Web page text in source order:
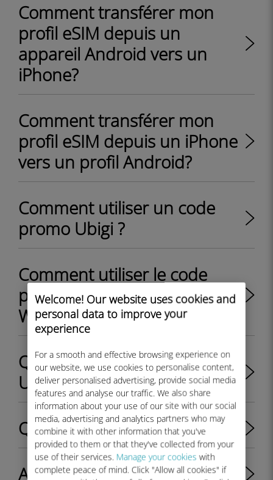
Welcome! Our website uses cookies and
personal data to improve your
experience
For a smooth and effective browsing experience on
our website, we use cookies to personalise content,
deliver personalised advertising, provide social media
features and analyse our traffic. We also share
information about your use of our site with our social
media, advertising and analytics partners who may
combine it with other information that you've
provided to them or that they've collected from your
use of their services. Manage your cookies with
complete peace of mind. Click "Allow all cookies" if
Comment transférer mon
profil eSIM depuis un
appareil Android vers un
iPhone?
Comment transférer mon
profil eSIM depuis un iPhone
vers un profil Android?
Comment utiliser un code
promo Ubigi ?
Comment utiliser le code
promo de bienvenue Ubigi
WELCOME10 ?
Qu’est-ce que l’application
Ubigi ?
Qu’est-ce que Ubigi eSIM ?
A quoi sert le compte Ubigi ?